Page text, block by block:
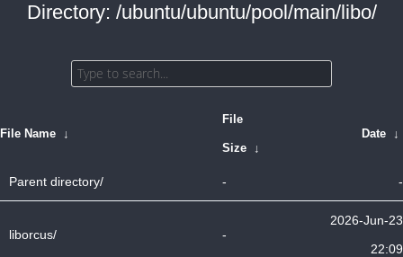
Directory: /ubuntu/ubuntu/pool/main/libo/
File Name ↓
File
Size ↓
Date ↓
Parent directory/ - -
liborcus/ -
2026-Jun-23
22:09